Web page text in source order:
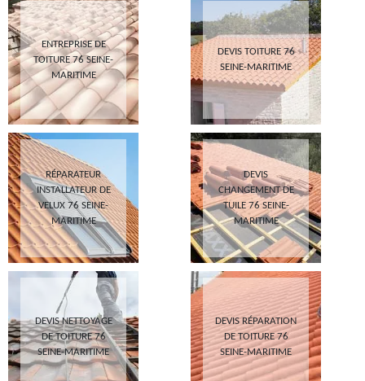
ENTREPRISE DE
TOITURE 76 SEINE-
MARITIME
DEVIS TOITURE 76
SEINE-MARITIME
RÉPARATEUR
INSTALLATEUR DE
VELUX 76 SEINE-
MARITIME
DEVIS
CHANGEMENT DE
TUILE 76 SEINE-
MARITIME
DEVIS NETTOYAGE
DE TOITURE 76
SEINE-MARITIME
DEVIS RÉPARATION
DE TOITURE 76
SEINE-MARITIME